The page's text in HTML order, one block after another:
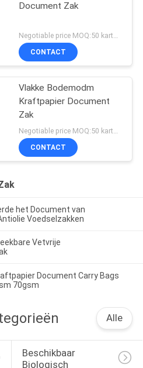
Document Zak
Negotiable price MOQ:50 karton
CONTACT
Vlakke Bodemodm
Kraftpapier Document
Zak
CONTACT
het Document van
Voedselzakken
Vetvrije
Document Carry Bags
70gsm
Alle
Beschikbaar
Biologisch